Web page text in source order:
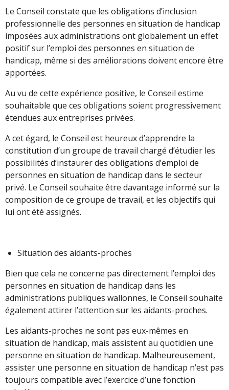
Le Conseil constate que les obligations d’inclusion
professionnelle des personnes en situation de handicap
imposées aux administrations ont globalement un effet
positif sur l’emploi des personnes en situation de
handicap, même si des améliorations doivent encore être
apportées.
Au vu de cette expérience positive, le Conseil estime
souhaitable que ces obligations soient progressivement
étendues aux entreprises privées.
A cet égard, le Conseil est heureux d’apprendre la
constitution d’un groupe de travail chargé d’étudier les
possibilités d’instaurer des obligations d’emploi de
personnes en situation de handicap dans le secteur
privé. Le Conseil souhaite être davantage informé sur la
composition de ce groupe de travail, et les objectifs qui
lui ont été assignés.
Situation des aidants-proches
Bien que cela ne concerne pas directement l’emploi des
personnes en situation de handicap dans les
administrations publiques wallonnes, le Conseil souhaite
également attirer l’attention sur les aidants-proches.
Les aidants-proches ne sont pas eux-mêmes en
situation de handicap, mais assistent au quotidien une
personne en situation de handicap. Malheureusement,
assister une personne en situation de handicap n’est pas
toujours compatible avec l’exercice d’une fonction